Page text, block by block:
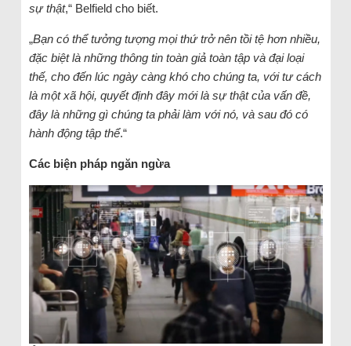
sự thật,“ Belfield cho biết.
„Bạn có thể tưởng tượng mọi thứ trở nên tồi tệ hơn nhiều,
đặc biệt là những thông tin toàn giả toàn tập và đại loại
thế, cho đến lúc ngày càng khó cho chúng ta, với tư cách
là một xã hội, quyết định đây mới là sự thật của vấn đề,
đây là những gì chúng ta phải làm với nó, và sau đó có
hành động tập thể.“
Các biện pháp ngăn ngừa